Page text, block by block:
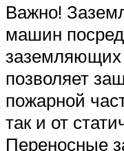
Важно!
машин
заземляющих
позволяет
пожарной
так и от
Переносные